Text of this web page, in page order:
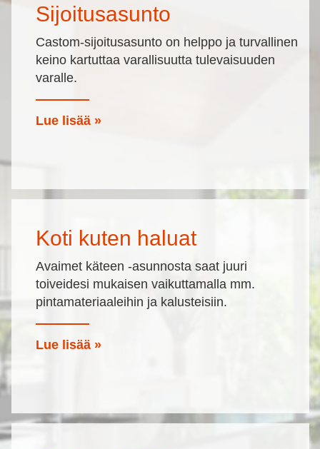
Sijoitusasunto
Castom-sijoitusasunto on helppo ja turvallinen
keino kartuttaa varallisuutta tulevaisuuden
varalle.
Lue lisää »
Koti kuten haluat
Avaimet käteen -asunnosta saat juuri
toiveidesi mukaisen vaikuttamalla mm.
pintamateriaaleihin ja kalusteisiin.
Lue lisää »